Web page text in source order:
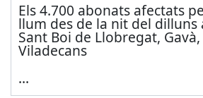
Els 4.700 abonats afectats
llum des de la nit del dilluns
Sant Boi de Llobregat,
Viladecans
...